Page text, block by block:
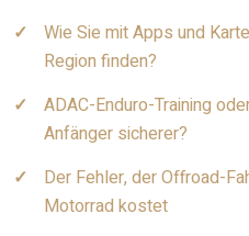
Wie Sie mit Apps und
Region finden?
ADAC-Enduro-Training
Anfänger sicherer?
Der Fehler, der Offroad-
Motorrad kostet